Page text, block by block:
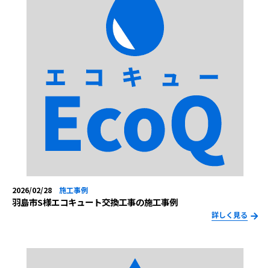
2026/02/28 施工事例
羽島市S様エコキュート交換工事の施工事例
詳しく見る